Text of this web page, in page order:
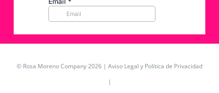
© Rosa Moreno Company 2026 | Aviso Legal y Política de Privacidad
|